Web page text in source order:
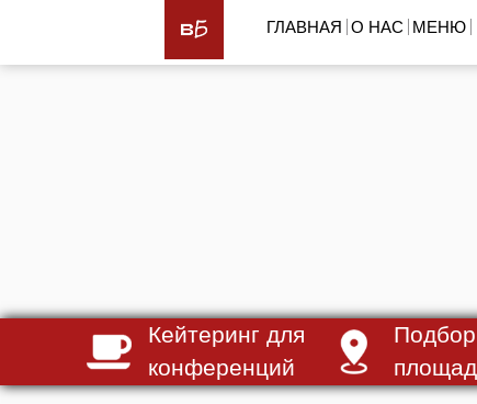
ГЛАВНАЯ О НАС МЕНЮ
Кейтеринг для
конференций
Подбор